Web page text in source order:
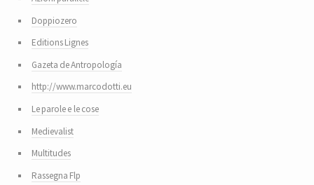
Doppiozero
Editions Lignes
Gazeta de Antropología
http://www.marcodotti.eu
Le parole e le cose
Medievalist
Multitudes
Rassegna Flp